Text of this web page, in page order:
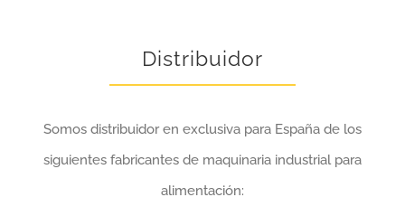
Distribuidor
Somos distribuidor en exclusiva para España de los
siguientes fabricantes de maquinaria industrial para
alimentación: